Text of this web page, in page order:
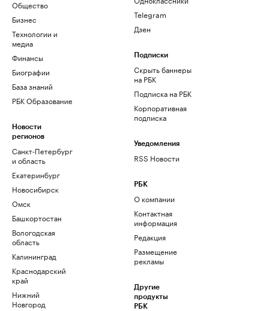
Общество
Бизнес
Технологии и
медиа
Финансы
Биографии
База знаний
РБК Образование
Новости
регионов
Санкт-Петербург
и область
Екатеринбург
Новосибирск
Омск
Башкортостан
Вологодская
область
Калининград
Краснодарский
край
Нижний
Новгород
Telegram
Дзен
Подписки
Скрыть баннеры
на РБК
Подписка на РБК
Корпоративная
подписка
Уведомления
RSS Новости
РБК
О компании
Контактная
информация
Редакция
Размещение
рекламы
Другие
продукты
РБК